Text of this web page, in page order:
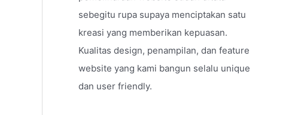
sebegitu rupa supaya menciptakan satu
kreasi yang memberikan kepuasan.
Kualitas design, penampilan, dan feature
website yang kami bangun selalu unique
dan user friendly.